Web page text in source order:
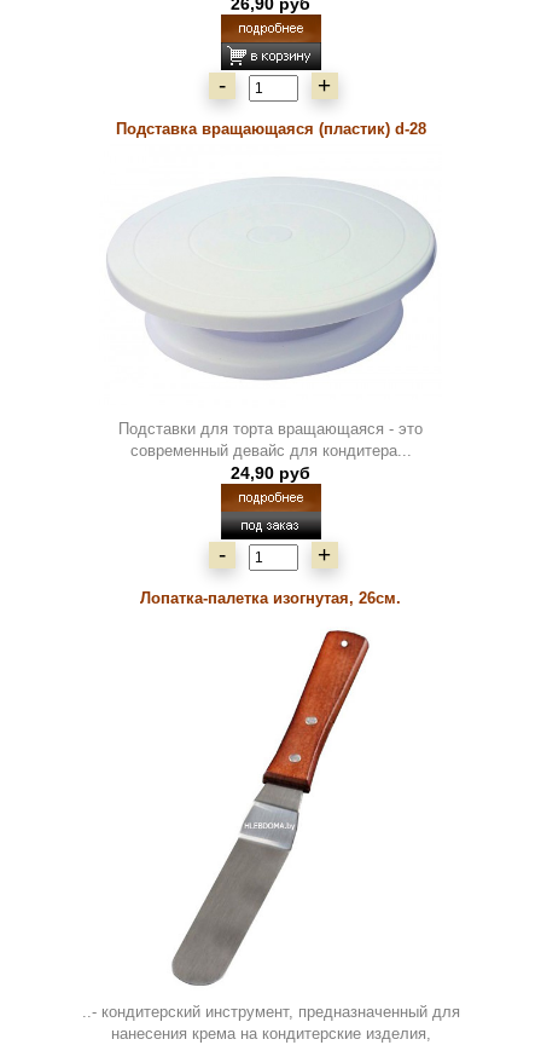
26,90 руб
- +
Подставка вращающаяся (пластик) d-28
Подставки для торта вращающаяся - это
современный девайс для кондитера...
24,90 руб
- +
Лопатка-палетка изогнутая, 26см.
..- кондитерский инструмент, предназначенный для
нанесения крема на кондитерские изделия,